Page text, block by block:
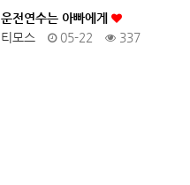
운전연수는 아빠에게
티모스
05-22 337